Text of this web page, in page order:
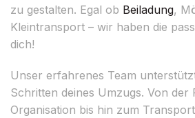
zu gestalten. Egal ob Beiladung,
Kleintransport – wir haben die
dich!
Unser erfahrenes Team
Schritten deines Umzugs. Von der
Organisation bis hin zum